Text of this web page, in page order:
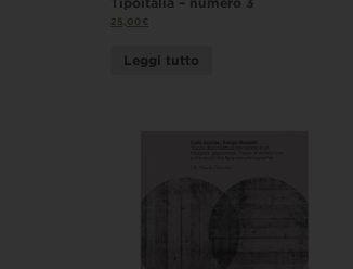
25,00€
Leggi tutto